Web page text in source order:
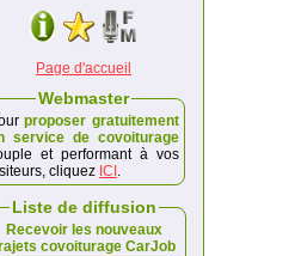
Page d'accueil
Webmaster
proposer gratuitement
service de covoiturage
et performant à vos
cliquez ICI .
Liste de diffusion
Recevoir les nouveaux
covoiturage CarJob